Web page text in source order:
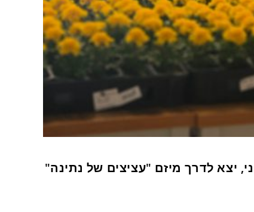
יצא לדרך מיזם "עציצים של נתינה"